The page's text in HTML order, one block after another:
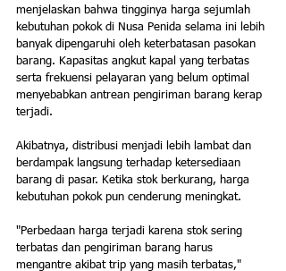
menjelaskan bahwa tingginya harga sejumlah
kebutuhan pokok di Nusa Penida selama ini lebih
banyak dipengaruhi oleh keterbatasan pasokan
barang. Kapasitas angkut kapal yang terbatas
serta frekuensi pelayaran yang belum optimal
menyebabkan antrean pengiriman barang kerap
terjadi.
Akibatnya, distribusi menjadi lebih lambat dan
berdampak langsung terhadap ketersediaan
barang di pasar. Ketika stok berkurang, harga
kebutuhan pokok pun cenderung meningkat.
"Perbedaan harga terjadi karena stok sering
terbatas dan pengiriman barang harus
mengantre akibat trip yang masih terbatas,"